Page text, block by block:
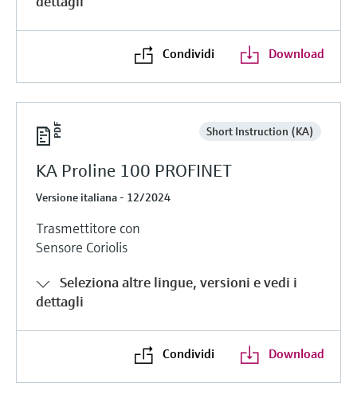
Condividi Download
Short Instruction (KA)
KA Proline 100 PROFINET
Versione italiana - 12/2024
Trasmettitore con
Sensore Coriolis
Seleziona altre lingue, versioni e vedi i
dettagli
Condividi Download